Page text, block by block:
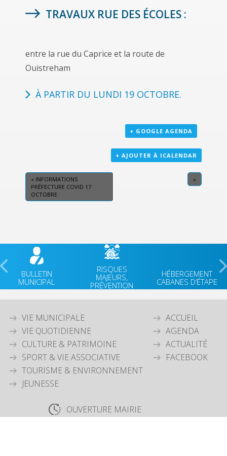
TRAVAUX RUE DES ÉCOLES :
entre la rue du Caprice et la route de
Ouistreham
À PARTIR DU LUNDI 19 OCTOBRE.
+ GOOGLE AGENDA
+ AJOUTER À ICALENDAR
« INFORMATIONS
PRÉFECTURE COVID 17
OCTOBRE
»
BULLETIN
MUNICIPAL
RISQUES
MAJEURS,
PRÉVENTION
HÉBERGEMENT
CABANES D’ÉTAPE
VIE MUNICIPALE
VIE QUOTIDIENNE
CULTURE & PATRIMOINE
SPORT & VIE ASSOCIATIVE
TOURISME & ENVIRONNEMENT
JEUNESSE
ACCUEIL
AGENDA
ACTUALITÉ
FACEBOOK
OUVERTURE MAIRIE